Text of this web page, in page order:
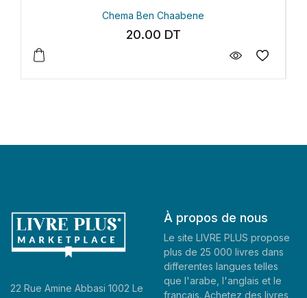
22 Rue Amine Abbasi 1002 Le
À propos de nous
Le site LIVRE PLUS propose
plus de 25 000 livres dans
differentes langues telles
que l'arabe, l'anglais et le
francais. Achetez des livres